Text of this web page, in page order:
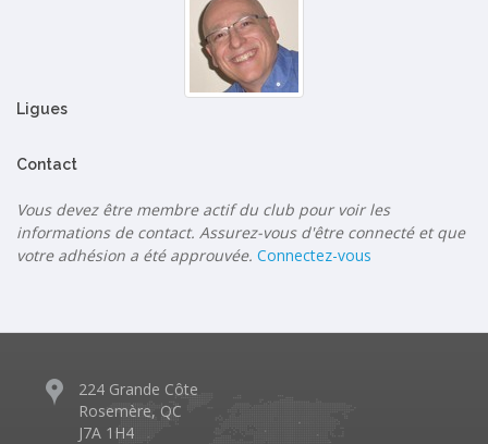
Ligues
Contact
Vous devez être membre actif du club pour voir les
informations de contact. Assurez-vous d'être connecté et que
votre adhésion a été approuvée. Connectez-vous
224 Grande Côte
Rosemère, QC
J7A 1H4